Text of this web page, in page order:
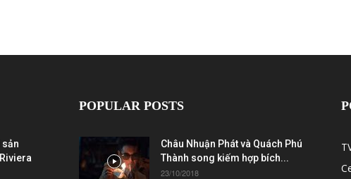
POPULAR POSTS
Châu Nhuận Phát và Quách Phú
Thành song kiếm hợp bích...
23/10/2018